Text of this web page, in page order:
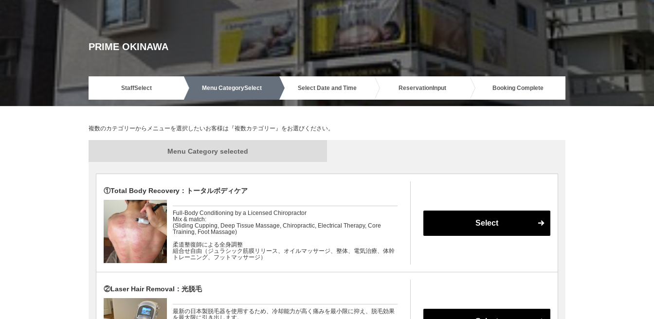
PRIME OKINAWA
StaffSelect Menu CategorySelect Select Date and Time Reservation Input Booking Complete
複数のカテゴリーからメニューを選択したいお客様は『複数カテゴリー』をお選びください。
Menu Category selected
①Total Body Recovery：トータルボディケア
Full-Body Conditioning by a Licensed Chiropractor
Mix & match:
(Sliding Cupping, Deep Tissue Massage, Chiropractic, Electrical Therapy, Core
Training, Foot Massage)
柔道整復師による全身調整
組合せ自由（ジュラシック筋膜リリース、オイルマッサージ、整体、電気治療、体幹
トレーニング、フットマッサージ）
Select
②Laser Hair Removal：光脱毛
最新の日本製脱毛器を使用するため、冷却能力が高く痛みを最小限に抑え、脱毛効果
を最大限に引き出します。